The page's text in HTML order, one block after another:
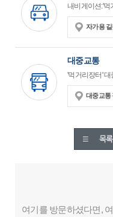
내비게이션:'먹
자가용 길
대중교통
'먹거리장터'
대중교통
여기를 방문하셨다면,